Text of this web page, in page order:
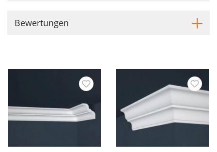
Bewertungen